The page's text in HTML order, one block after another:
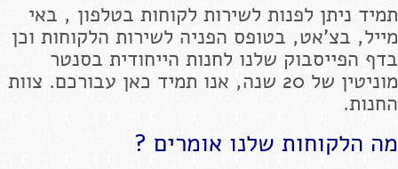
תמיד ניתן לפנות לשירות לקוחות בטלפון , באי
מייל, בצ'אט, בטופס הפניה לשירות הלקוחות וכן
בדף הפייסבוק שלנו לחנות הייחודית בסנטר
מוניטין של 20 שנה, אנו תמיד כאן עבורכם. צוות
החנות.
מה הלקוחות שלנו אומרים ?